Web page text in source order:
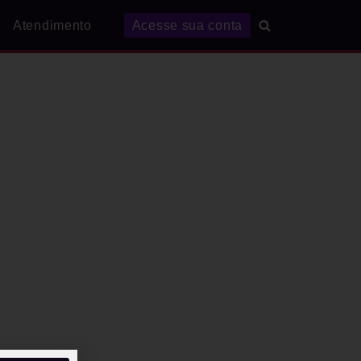
Atendimento Acesse sua conta